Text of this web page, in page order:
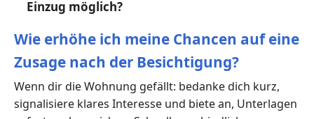
Einzug möglich?
Wie erhöhe ich meine Chancen auf eine
Zusage nach der Besichtigung?
Wenn dir die Wohnung gefällt: bedanke dich kurz,
signalisiere klares Interesse und biete an, Unterlagen